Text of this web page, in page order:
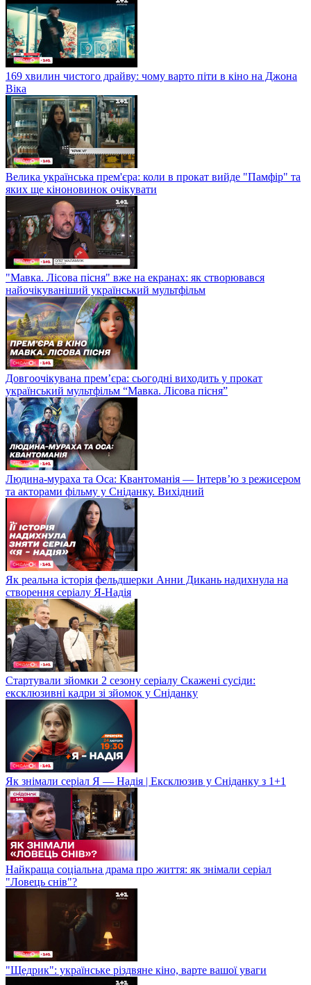
169 хвилин чистого драйву: чому варто піти в кіно на Джона
Віка
Велика українська прем'єра: коли в прокат вийде "Памфір" та
яких ще кіноновинок очікувати
"Мавка. Лісова пісня" вже на екранах: як створювався
найочікуваніший український мультфільм
Довгоочікувана прем’єра: сьогодні виходить у прокат
український мультфільм “Мавка. Лісова пісня”
Людина-мураха та Оса: Квантоманія — Інтерв’ю з режисером
та акторами фільму у Сніданку. Вихідний
Як реальна історія фельдшерки Анни Дикань надихнула на
створення серіалу Я-Надія
Стартували зйомки 2 сезону серіалу Скажені сусіди:
ексклюзивні кадри зі зйомок у Сніданку
Як знімали серіал Я — Надія | Ексклюзив у Сніданку з 1+1
Найкраща соціальна драма про життя: як знімали серіал
"Ловець снів"?
"Щедрик": українське різдвяне кіно, варте вашої уваги